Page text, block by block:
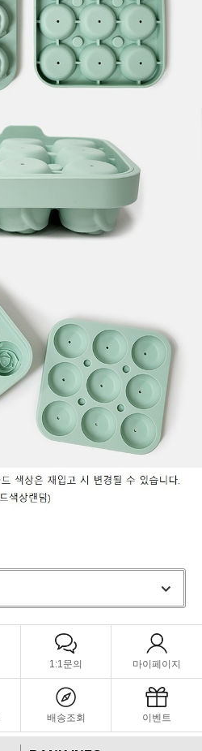
1:1문의 마이페이지
배송조회 이벤트